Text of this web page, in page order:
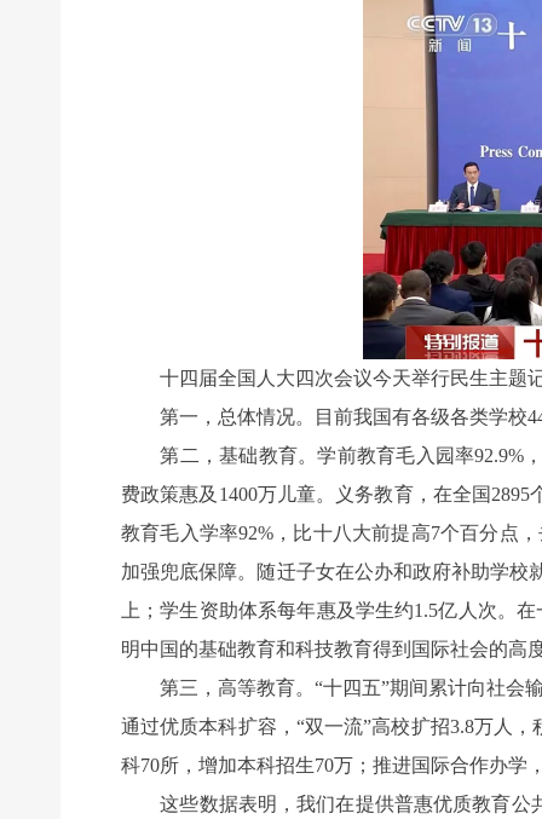
十四届全国人大四次会议今天举行民生主题记
第一，总体情况。目前我国有各级各类学校
第二，基础教育。学前教育毛入园率92.9%，
费政策惠及1400万儿童。义务教育，在全国
教育毛入学率92%，比十八大前提高7个百分点
加强兜底保障。随迁子女在公办和政府补助学校
上；学生资助体系每年惠及学生约1.5亿人次。
明中国的基础教育和科技教育得到国际社会的高
第三，高等教育。“十四五”期间累计向社会输
通过优质本科扩容，“双一流”高校扩招3.8万人
科70所，增加本科招生70万；推进国际合作办学
这些数据表明，我们在提供普惠优质教育公